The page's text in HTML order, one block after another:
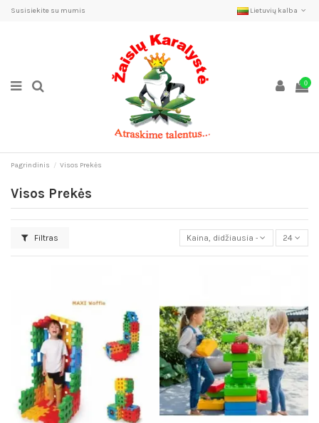
Susisiekite su mumis Lietuvių kalba
0
Pagrindinis Visos Prekės
Visos Prekės
Filtras Kaina, didžiausia - mažiausia
24